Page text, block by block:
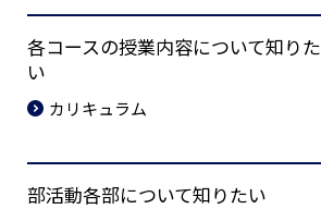
各コースの授業内容について知りた
い
カリキュラム
部活動各部について知りたい